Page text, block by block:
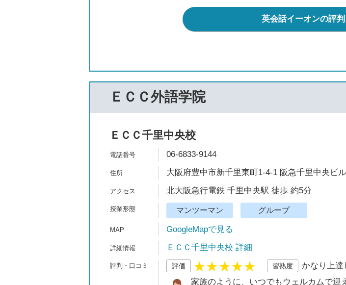
英会話イーオンの評
ＥＣＣ外語学院
ＥＣＣ千里中央校
06-6833-9144
大阪府豊中市新千里東町1-4-1 阪急千里中央ビ
北大阪急行電鉄 千里中央駅 徒歩 約5分
マンツーマン グループ
GoogleMapで見る
ＥＣＣ千里中央校 詳細
評価 習熟度
かなり上達
家族のように、いつでもウェルカムで迎